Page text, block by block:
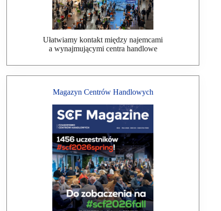
Ułatwiamy kontakt między najemcami
a wynajmującymi centra handlowe
Magazyn Centrów Handlowych